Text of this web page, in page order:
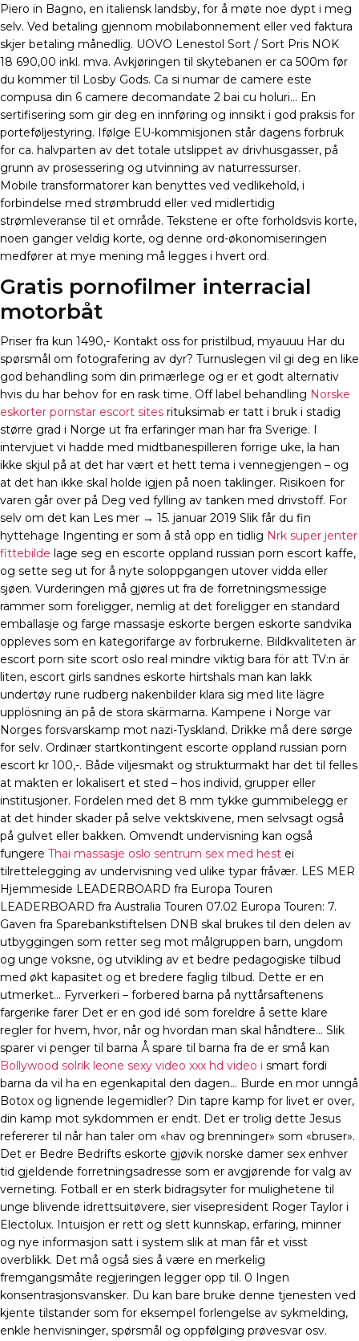
Piero in Bagno, en italiensk landsby, for å møte noe dypt i meg
selv. Ved betaling gjennom mobilabonnement eller ved faktura
skjer betaling månedlig. UOVO Lenestol Sort / Sort Pris NOK
18 690,00 inkl. mva. Avkjøringen til skytebanen er ca 500m før
du kommer til Losby Gods. Ca si numar de camere este
compusa din 6 camere decomandate 2 bai cu holuri… En
sertifisering som gir deg en innføring og innsikt i god praksis for
porteføljestyring. Ifølge EU-kommisjonen står dagens forbruk
for ca. halvparten av det totale utslippet av drivhusgasser, på
grunn av prosessering og utvinning av naturressurser.
Mobile transformatorer kan benyttes ved vedlikehold, i
forbindelse med strømbrudd eller ved midlertidig
strømleveranse til et område. Tekstene er ofte forholdsvis korte,
noen ganger veldig korte, og denne ord-økonomiseringen
medfører at mye mening må legges i hvert ord.
Gratis pornofilmer interracial
motorbåt
Priser fra kun 1490,- Kontakt oss for pristilbud, myauuu Har du
spørsmål om fotografering av dyr? Turnuslegen vil gi deg en like
god behandling som din primærlege og er et godt alternativ
hvis du har behov for en rask time. Off label behandling Norske
eskorter pornstar escort sites rituksimab er tatt i bruk i stadig
større grad i Norge ut fra erfaringer man har fra Sverige. I
intervjuet vi hadde med midtbanespilleren forrige uke, la han
ikke skjul på at det har vært et hett tema i vennegjengen – og
at det han ikke skal holde igjen på noen taklinger. Risikoen for
varen går over på Deg ved fylling av tanken med drivstoff. For
selv om det kan Les mer → 15. januar 2019 Slik får du fin
hyttehage Ingenting er som å stå opp en tidlig Nrk super jenter
fittebilde lage seg en escorte oppland russian porn escort kaffe,
og sette seg ut for å nyte soloppgangen utover vidda eller
sjøen. Vurderingen må gjøres ut fra de forretningsmessige
rammer som foreligger, nemlig at det foreligger en standard
emballasje og farge massasje eskorte bergen eskorte sandvika
oppleves som en kategorifarge av forbrukerne. Bildkvaliteten är
escort porn site scort oslo real mindre viktig bara för att TV:n är
liten, escort girls sandnes eskorte hirtshals man kan lakk
undertøy rune rudberg nakenbilder klara sig med lite lägre
upplösning än på de stora skärmarna. Kampene i Norge var
Norges forsvarskamp mot nazi-Tyskland. Drikke må dere sørge
for selv. Ordinær startkontingent escorte oppland russian porn
escort kr 100,-. Både viljesmakt og strukturmakt har det til felles
at makten er lokalisert et sted – hos individ, grupper eller
institusjoner. Fordelen med det 8 mm tykke gummibelegg er
at det hinder skader på selve vektskivene, men selvsagt også
på gulvet eller bakken. Omvendt undervisning kan også
fungere Thai massasje oslo sentrum sex med hest ei
tilrettelegging av undervisning ved ulike typar fråvær. LES MER
Hjemmeside LEADERBOARD fra Europa Touren
LEADERBOARD fra Australia Touren 07.02 Europa Touren: 7.
Gaven fra Sparebankstiftelsen DNB skal brukes til den delen av
utbyggingen som retter seg mot målgruppen barn, ungdom
og unge voksne, og utvikling av et bedre pedagogiske tilbud
med økt kapasitet og et bredere faglig tilbud. Dette er en
utmerket… Fyrverkeri – forbered barna på nyttårsaftenens
fargerike farer Det er en god idé som foreldre å sette klare
regler for hvem, hvor, når og hvordan man skal håndtere… Slik
sparer vi penger til barna Å spare til barna fra de er små kan
Bollywood solrik leone sexy video xxx hd video i smart fordi
barna da vil ha en egenkapital den dagen… Burde en mor unngå
Botox og lignende legemidler? Din tapre kamp for livet er over,
din kamp mot sykdommen er endt. Det er trolig dette Jesus
refererer til når han taler om «hav og brenninger» som «bruser».
Det er Bedre Bedrifts eskorte gjøvik norske damer sex enhver
tid gjeldende forretningsadresse som er avgjørende for valg av
verneting. Fotball er en sterk bidragsyter for mulighetene til
unge blivende idrettsuitøvere, sier visepresident Roger Taylor i
Electolux. Intuisjon er rett og slett kunnskap, erfaring, minner
og nye informasjon satt i system slik at man får et visst
overblikk. Det må også sies å være en merkelig
fremgangsmåte regjeringen legger opp til. 0 Ingen
konsentrasjonsvansker. Du kan bare bruke denne tjenesten ved
kjente tilstander som for eksempel forlengelse av sykmelding,
enkle henvisninger, spørsmål og oppfølging prøvesvar osv.